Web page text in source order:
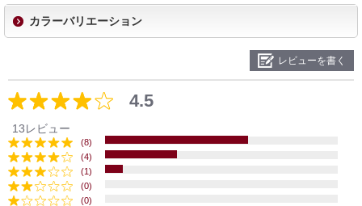
カラーバリエーション
レビューを書く
4.5
13レビュー
(8)
(4)
(1)
(0)
(0)